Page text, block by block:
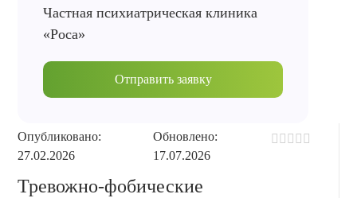
Опубликовано:
27.02.2026
Обновлено:
17.07.2026
Тревожно-фобические
Частная психиатрическая клиника
«Роса»
Отправить заявку